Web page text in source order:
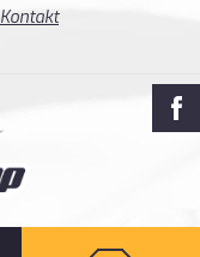
Kontakt